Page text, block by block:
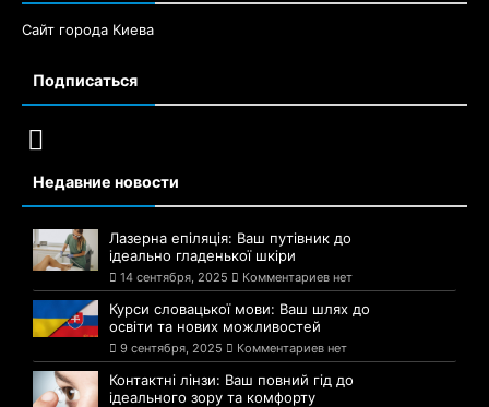
Сайт города Киева
Подписаться
Недавние новости
Лазерна епіляція: Ваш путівник до
ідеально гладенької шкіри
14 сентября, 2025 Комментариев нет
Курси словацької мови: Ваш шлях до
освіти та нових можливостей
9 сентября, 2025 Комментариев нет
Контактні лінзи: Ваш повний гід до
ідеального зору та комфорту